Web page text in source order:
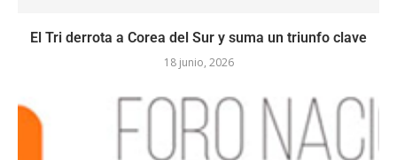
El Tri derrota a Corea del Sur y suma un triunfo clave
18 junio, 2026